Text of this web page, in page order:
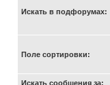
Искать в подфорумах:
Поле сортировки:
Искать сообщения за: